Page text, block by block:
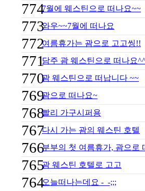
7747월에 웨스틴으로 떠나요~~
773와우~~7월에 떠나요
772여름휴가는 괌으로 고고씽!!
771담주 괌 웨스틴으로 떠나요
770괌 웨스틴으로 떠납니다 ~~
769괌으로 떠나요~
768빨리 가구시퍼용
767다시 가는 괌의 웨스틴 호텔
766부부의 첫 여름휴가, 괌으로
765괌 웨스틴 호텔로 고고
764오늘떠나는데요 -_-;;;